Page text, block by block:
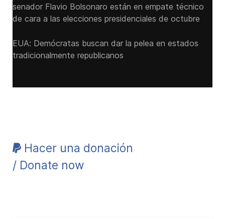
senador Flavio ‌Bolsonaro están en empate técnico
de cara a las ‌elecciones presidenciales de octubre
EUA: Demócratas buscan dar la pelea en estados
tradicionalmente republicanos
Hacer una donación
/ Donate now